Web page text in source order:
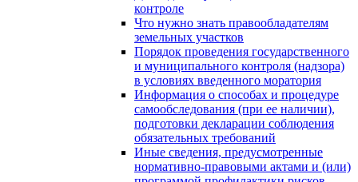
контроле
Что нужно знать правообладателям
земельных участков
Порядок проведения государственного
и муниципального контроля (надзора)
в условиях введенного моратория
Информация о способах и процедуре
самообследования (при ее наличии),
подготовки декларации соблюдения
обязательных требований
Иные сведения, предусмотренные
нормативно-правовыми актами и (или)